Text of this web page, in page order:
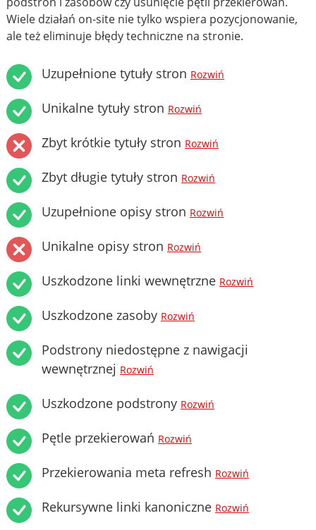
Wiele działań on-site nie tylko wspiera pozycjonowanie,
ale też eliminuje błędy techniczne na stronie.
Uzupełnione tytuły stron Rozwiń
Unikalne tytuły stron Rozwiń
Zbyt krótkie tytuły stron Rozwiń
Zbyt długie tytuły stron Rozwiń
Uzupełnione opisy stron Rozwiń
Unikalne opisy stron Rozwiń
Uszkodzone linki wewnętrzne Rozwiń
Uszkodzone zasoby Rozwiń
Podstrony niedostępne z nawigacji
wewnętrznej Rozwiń
Uszkodzone podstrony Rozwiń
Pętle przekierowań Rozwiń
Przekierowania meta refresh Rozwiń
Rekursywne linki kanoniczne Rozwiń